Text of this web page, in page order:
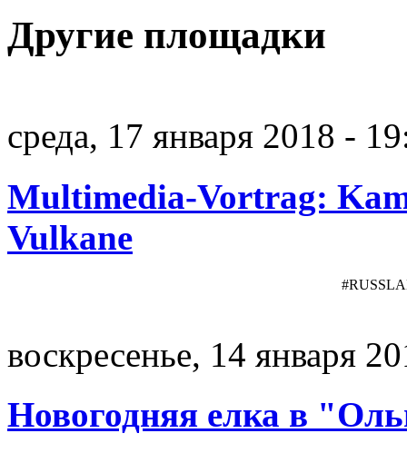
Другие площадки
среда, 17 января 2018 -
Multimedia-Vortrag:
Vulkane
воскресенье, 14 января
Новогодняя елка в